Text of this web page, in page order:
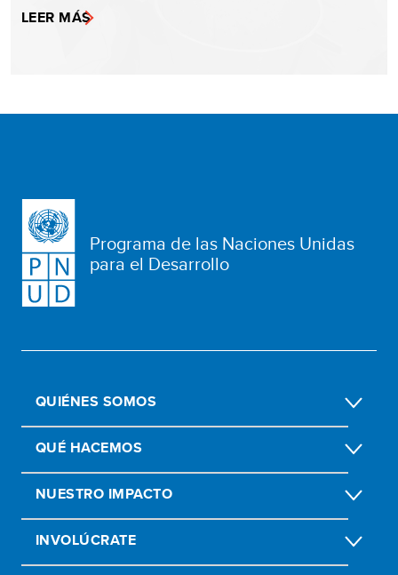
LEER MÁS
Programa de las Naciones Unidas
para el Desarrollo
QUIÉNES SOMOS
QUÉ HACEMOS
NUESTRO IMPACTO
INVOLÚCRATE